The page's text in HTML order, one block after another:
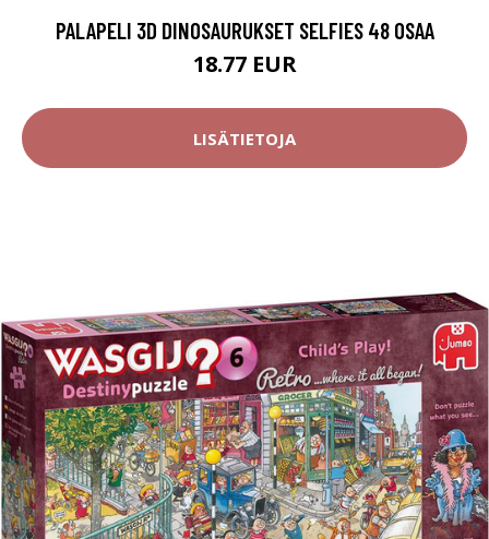
PALAPELI 3D DINOSAURUKSET SELFIES 48 OSAA
18.77 EUR
LISÄTIETOJA